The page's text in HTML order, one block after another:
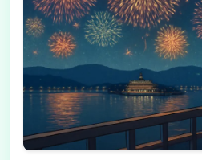
迷う場合は、会員登録
ェックから始めるのが現